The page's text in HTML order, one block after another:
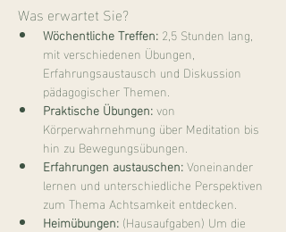
Was erwartet Sie?
Wöchentliche Treffen: 2,5 Stunden lang,
mit verschiedenen Übungen,
Erfahrungsaustausch und Diskussion
pädagogischer Themen.
Praktische Übungen: von
Körperwahrnehmung über Meditation bis
hin zu Bewegungsübungen.
Erfahrungen austauschen: Voneinander
lernen und unterschiedliche Perspektiven
zum Thema Achtsamkeit entdecken.
Heimübungen: (Hausaufgaben) Um die